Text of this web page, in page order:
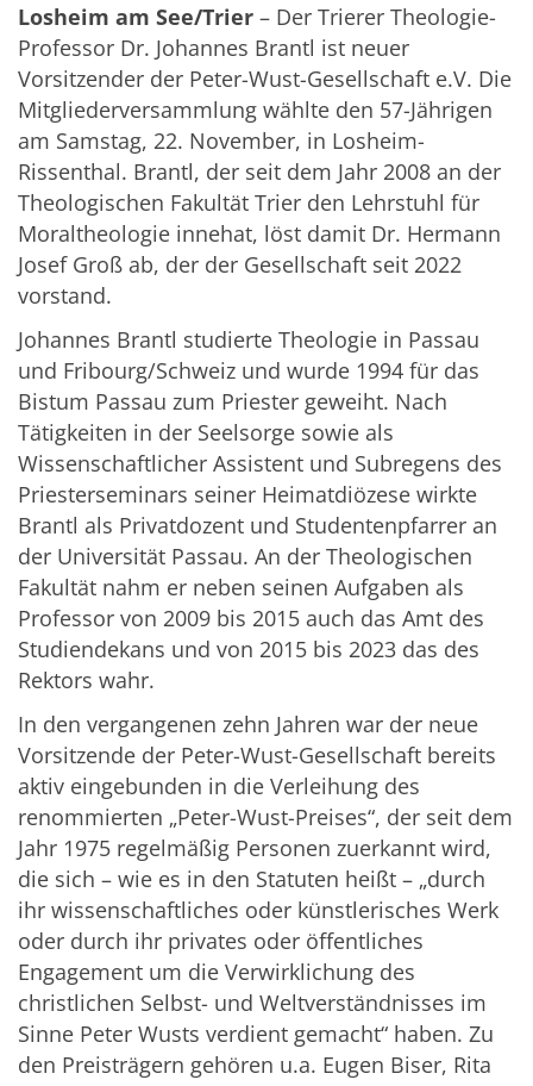
Losheim am See/Trier – Der Trierer Theologie-
Professor Dr. Johannes Brantl ist neuer
Vorsitzender der Peter-Wust-Gesellschaft e.V. Die
Mitgliederversammlung wählte den 57-Jährigen
am Samstag, 22. November, in Losheim-
Rissenthal. Brantl, der seit dem Jahr 2008 an der
Theologischen Fakultät Trier den Lehrstuhl für
Moraltheologie innehat, löst damit Dr. Hermann
Josef Groß ab, der der Gesellschaft seit 2022
vorstand.
Johannes Brantl studierte Theologie in Passau
und Fribourg/Schweiz und wurde 1994 für das
Bistum Passau zum Priester geweiht. Nach
Tätigkeiten in der Seelsorge sowie als
Wissenschaftlicher Assistent und Subregens des
Priesterseminars seiner Heimatdiözese wirkte
Brantl als Privatdozent und Studentenpfarrer an
der Universität Passau. An der Theologischen
Fakultät nahm er neben seinen Aufgaben als
Professor von 2009 bis 2015 auch das Amt des
Studiendekans und von 2015 bis 2023 das des
Rektors wahr.
In den vergangenen zehn Jahren war der neue
Vorsitzende der Peter-Wust-Gesellschaft bereits
aktiv eingebunden in die Verleihung des
renommierten „Peter-Wust-Preises“, der seit dem
Jahr 1975 regelmäßig Personen zuerkannt wird,
die sich – wie es in den Statuten heißt – „durch
ihr wissenschaftliches oder künstlerisches Werk
oder durch ihr privates oder öffentliches
Engagement um die Verwirklichung des
christlichen Selbst- und Weltverständnisses im
Sinne Peter Wusts verdient gemacht“ haben. Zu
den Preisträgern gehören u.a. Eugen Biser, Rita